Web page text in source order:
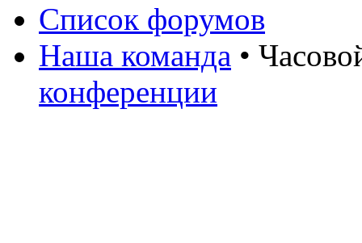
Список форумов
Наша команда •
конференции